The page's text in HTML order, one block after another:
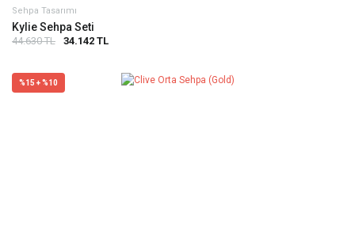
Sehpa Tasarımı
Kylie Sehpa Seti
44.630 TL 34.142 TL
%15 + %10